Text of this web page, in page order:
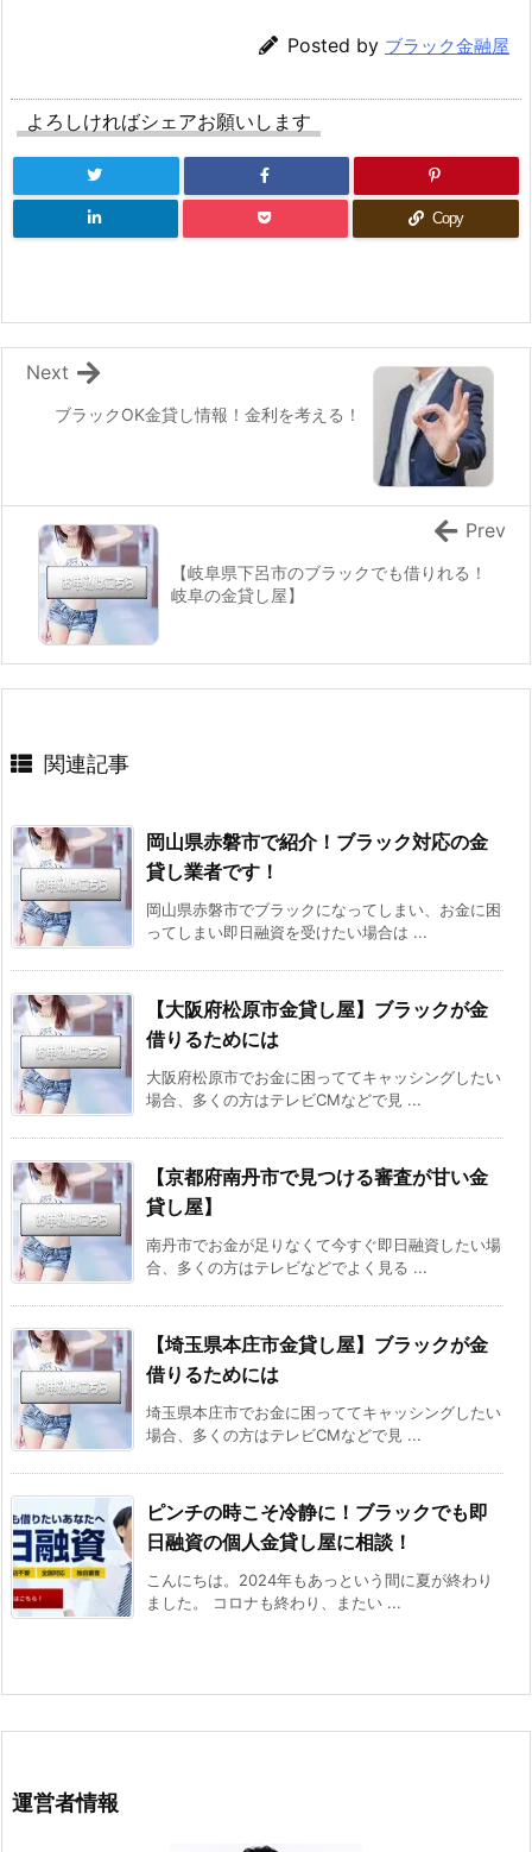
Posted by ブラック金融屋
よろしければシェアお願いします
Copy
ブラックOK金貸し情報！金利を考える！
Next
【岐阜県下呂市のブラックでも借りれる！
岐阜の金貸し屋】
Prev
関連記事
岡山県赤磐市で紹介！ブラック対応の金
貸し業者です！
岡山県赤磐市でブラックになってしまい、お金に困
ってしまい即日融資を受けたい場合は ...
【大阪府松原市金貸し屋】ブラックが金
借りるためには
大阪府松原市でお金に困っててキャッシングしたい
場合、多くの方はテレビCMなどで見 ...
【京都府南丹市で見つける審査が甘い金
貸し屋】
南丹市でお金が足りなくて今すぐ即日融資したい場
合、多くの方はテレビなどでよく見る ...
【埼玉県本庄市金貸し屋】ブラックが金
借りるためには
埼玉県本庄市でお金に困っててキャッシングしたい
場合、多くの方はテレビCMなどで見 ...
ピンチの時こそ冷静に！ブラックでも即
日融資の個人金貸し屋に相談！
こんにちは。2024年もあっという間に夏が終わり
ました。 コロナも終わり、またい ...
運営者情報